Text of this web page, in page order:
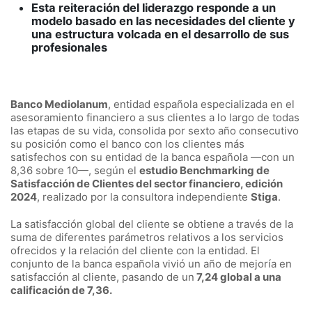
Esta reiteración del liderazgo responde a un
modelo basado en las necesidades del cliente y
una estructura volcada en el desarrollo de sus
profesionales
Banco Mediolanum, entidad española especializada en el
asesoramiento financiero a sus clientes a lo largo de todas
las etapas de su vida, consolida por sexto año consecutivo
su posición como el banco con los clientes más
satisfechos con su entidad de la banca española —con un
8,36 sobre 10—, según el estudio Benchmarking de
Satisfacción de Clientes del sector financiero, edición
2024, realizado por la consultora independiente Stiga.
La satisfacción global del cliente se obtiene a través de la
suma de diferentes parámetros relativos a los servicios
ofrecidos y la relación del cliente con la entidad. El
conjunto de la banca española vivió un año de mejoría en
satisfacción al cliente, pasando de un 7,24 global a una
calificación de 7,36.